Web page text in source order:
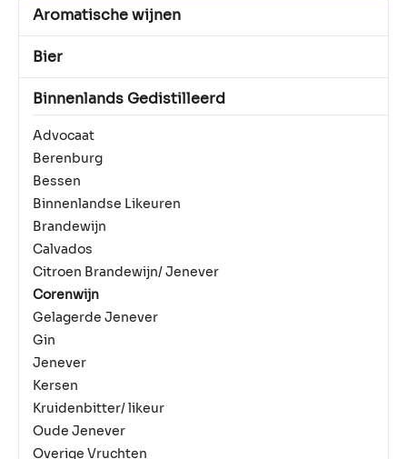
Aromatische wijnen
Bier
Binnenlands Gedistilleerd
Advocaat
Berenburg
Bessen
Binnenlandse Likeuren
Brandewijn
Calvados
Citroen Brandewijn/ Jenever
Corenwijn
Gelagerde Jenever
Gin
Jenever
Kersen
Kruidenbitter/ likeur
Oude Jenever
Overige Vruchten